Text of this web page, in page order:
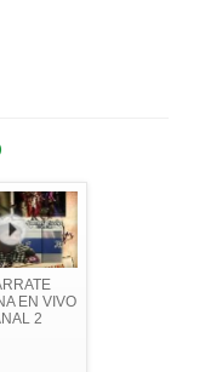
EN VIVO
2